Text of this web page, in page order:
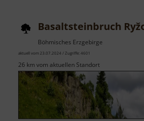
Basaltsteinbruch
Böhmisches Erzgebirge
aktuell vom 23.07.2024 / Zugriffe: 4601
26 km vom aktuellen Standort